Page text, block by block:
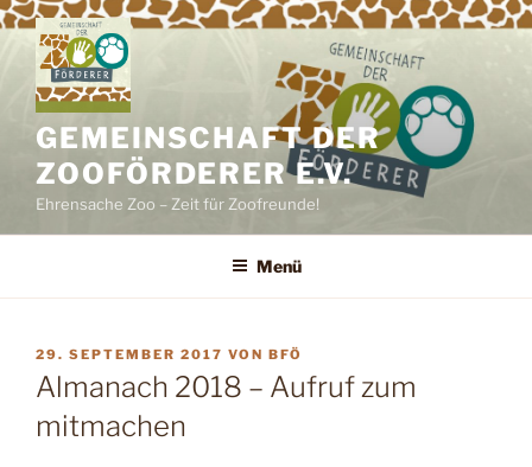
Zum
Inhalt
springen
GEMEINSCHAFT DER
ZOOFÖRDERER E.V.
Ehrensache Zoo – Zeit für Zoofreunde!
Menü
VERÖFFENTLICHT
AM
29. SEPTEMBER 2017 VON BFÖ
Almanach 2018 – Aufruf zum
mitmachen